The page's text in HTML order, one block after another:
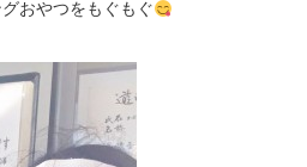
おやつをもぐもぐ